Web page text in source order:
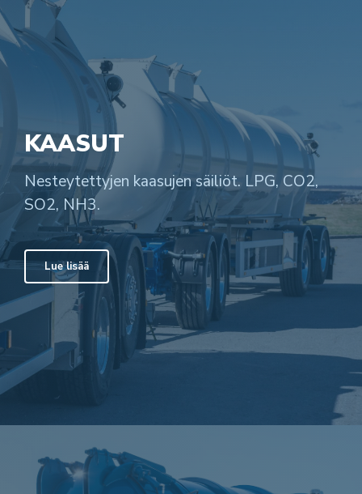
KAASUT
Nesteytettyjen kaasujen säiliöt. LPG, CO2,
SO2, NH3.
Lue lisää